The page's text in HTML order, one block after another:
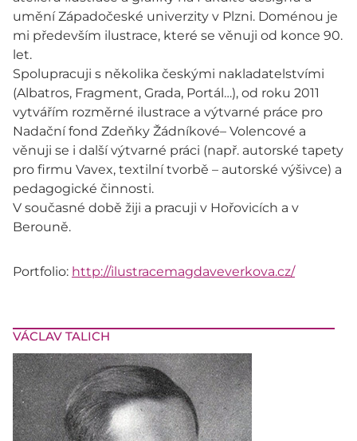
VÁCLAV TALICH
umění Západočeské univerzity v Plzni. Doménou je
mi především ilustrace, které se věnuji od konce 90.
let.
Spolupracuji s několika českými nakladatelstvími
(Albatros, Fragment, Grada, Portál…), od roku 2011
vytvářím rozměrné ilustrace a výtvarné práce pro
Nadační fond Zdeňky Žádníkové– Volencové a
věnuji se i další výtvarné práci (např. autorské tapety
pro firmu Vavex, textilní tvorbě – autorské výšivce) a
pedagogické činnosti.
V současné době žiji a pracuji v Hořovicích a v
Berouně.
Portfolio: http://ilustracemagdaveverkova.cz/